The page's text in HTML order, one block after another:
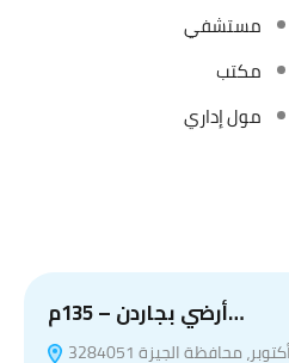
مستشفي
مكتب
مول إداري
أرضي بجاردن – 135م…